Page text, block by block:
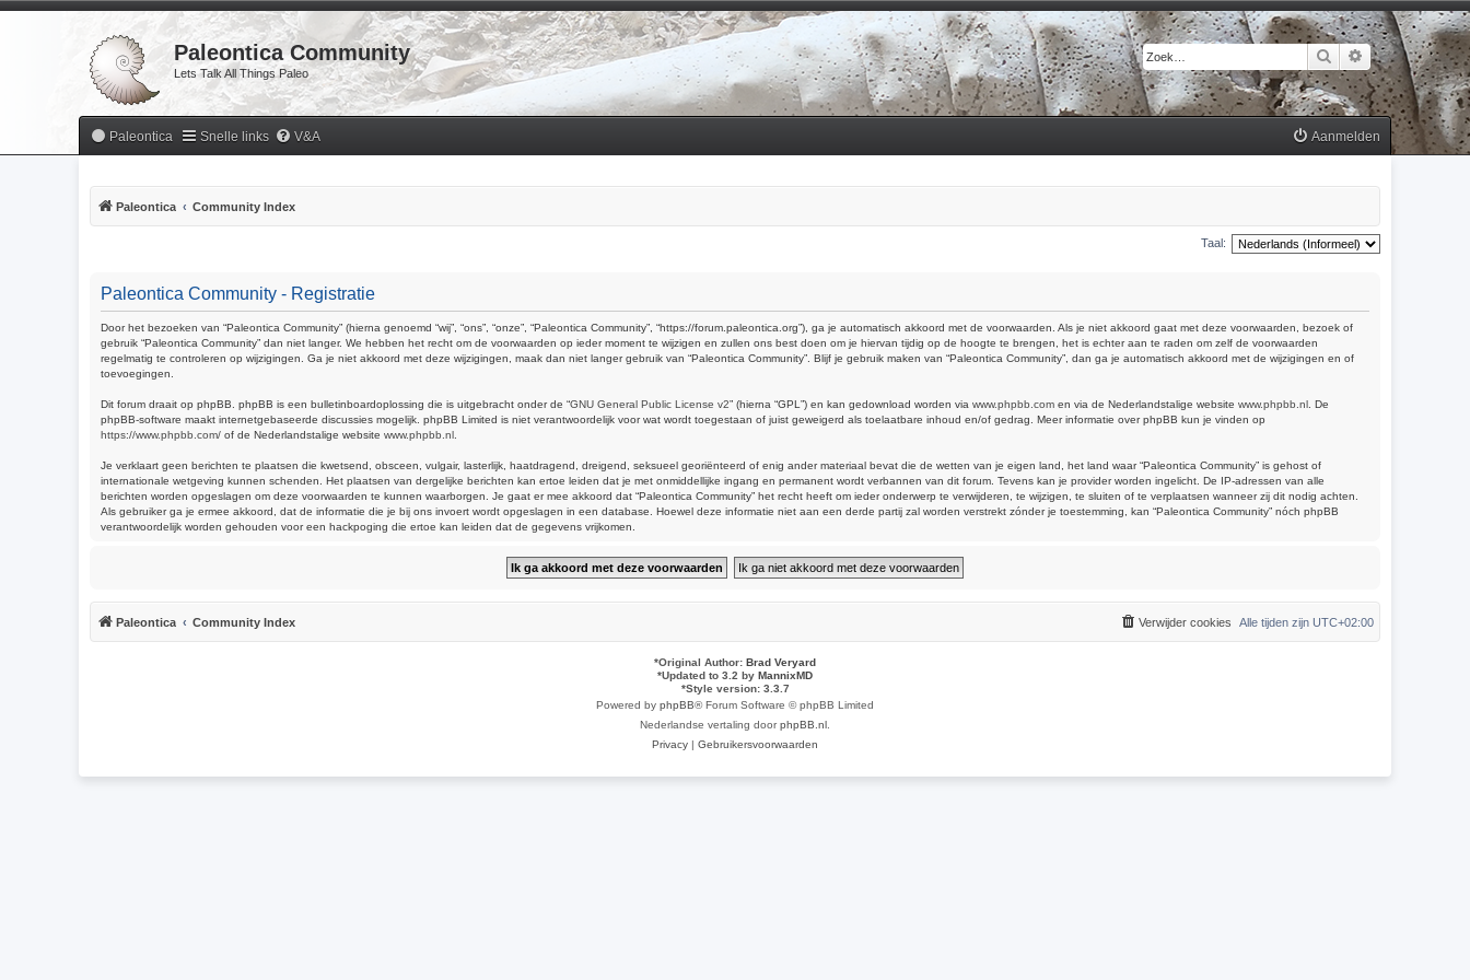
Paleontica Community
Lets Talk All Things Paleo
Zoek Uitgebreid
Paleontica Snelle links V&A Aanmelden
Paleontica Community Index
Taal:
Paleontica Community - Registratie
Door het bezoeken van “Paleontica Community” (hierna genoemd “wij”, “ons”, “onze”, “Paleontica Community”, “https://forum.paleontica.org”), ga je automatisch akkoord met de voorwaarden. Als je niet akkoord gaat met deze voorwaarden, bezoek of
gebruik “Paleontica Community” dan niet langer. We hebben het recht om de voorwaarden op ieder moment te wijzigen en zullen ons best doen om je hiervan tijdig op de hoogte te brengen, het is echter aan te raden om zelf de voorwaarden
regelmatig te controleren op wijzigingen. Ga je niet akkoord met deze wijzigingen, maak dan niet langer gebruik van “Paleontica Community”. Blijf je gebruik maken van “Paleontica Community”, dan ga je automatisch akkoord met de wijzigingen en of
toevoegingen.
Dit forum draait op phpBB. phpBB is een bulletinboardoplossing die is uitgebracht onder de “GNU General Public License v2” (hierna “GPL”) en kan gedownload worden via www.phpbb.com en via de Nederlandstalige website www.phpbb.nl . De
phpBB-software maakt internetgebaseerde discussies mogelijk. phpBB Limited is niet verantwoordelijk voor wat wordt toegestaan of juist geweigerd als toelaatbare inhoud en/of gedrag. Meer informatie over phpBB kun je vinden op
https://www.phpbb.com/ of de Nederlandstalige website www.phpbb.nl
Je verklaart geen berichten te plaatsen die kwetsend, obsceen, vulgair, lasterlijk, haatdragend, dreigend, seksueel georiënteerd of enig ander materiaal bevat die de wetten van je eigen land, het land waar “Paleontica Community” is gehost of
internationale wetgeving kunnen schenden. Het plaatsen van dergelijke berichten kan ertoe leiden dat je met onmiddellijke ingang en permanent wordt verbannen van dit forum. Tevens kan je provider worden ingelicht. De IP-adressen van alle
berichten worden opgeslagen om deze voorwaarden te kunnen waarborgen. Je gaat er mee akkoord dat “Paleontica Community” het recht heeft om ieder onderwerp te verwijderen, te wijzigen, te sluiten of te verplaatsen wanneer zij dit nodig achten.
Als gebruiker ga je ermee akkoord, dat de informatie die je bij ons invoert wordt opgeslagen in een database. Hoewel deze informatie niet aan een derde partij zal worden verstrekt zónder je toestemming, kan “Paleontica Community” nóch phpBB
verantwoordelijk worden gehouden voor een hackpoging die ertoe kan leiden dat de gegevens vrijkomen.
Paleontica Community Index Alle tijden zijn UTC+02:00
Verwijder cookies
*Original Author: Brad Veryard
*Updated to 3.2 by MannixMD
*Style version: 3.3.7
Powered by phpBB® Forum Software © phpBB Limited
Nederlandse vertaling doorphpBB.nl
Privacy | Gebruikersvoorwaarden